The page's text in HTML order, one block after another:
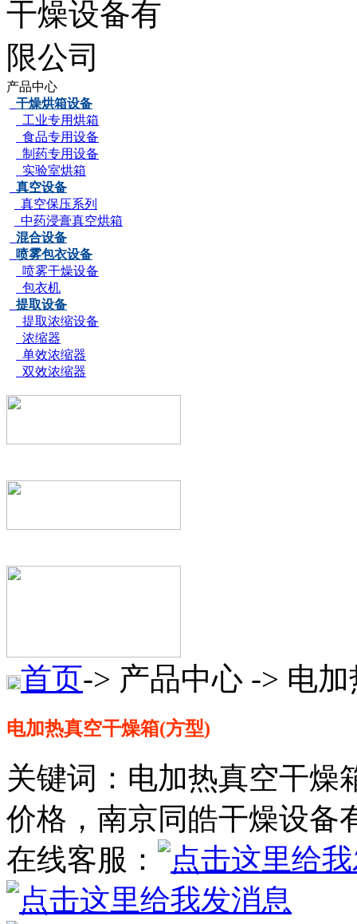
产品中心
干燥烘箱设备
工业专用烘箱
食品专用设备
制药专用设备
实验室烘箱
真空设备
真空保压系列
中药浸膏真空烘箱
混合设备
喷雾包衣设备
喷雾干燥设备
包衣机
提取设备
提取浓缩设备
浓缩器
单效浓缩器
双效浓缩器
首页-> 产品中心 -> 电
电加热真空干燥箱(方型)
关键词：电加热真空干燥
价格，南京同皓干燥设备
在线客服：